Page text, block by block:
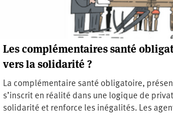
Les complémentaires santé
vers la solidarité ?
La complémentaire santé obligatoire,
s’inscrit en réalité dans une logique de
solidarité et renforce les inégalités. Les